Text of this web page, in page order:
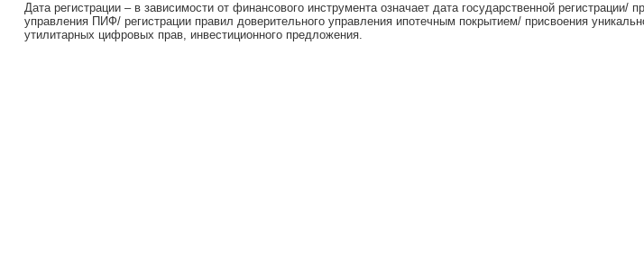
Дата регистрации – в зависимости от финансового инструмента означает дата государственной
управления ПИФ/ регистрации правил доверительного управления ипотечным покрытием/ присвоения
утилитарных цифровых прав, инвестиционного предложения.